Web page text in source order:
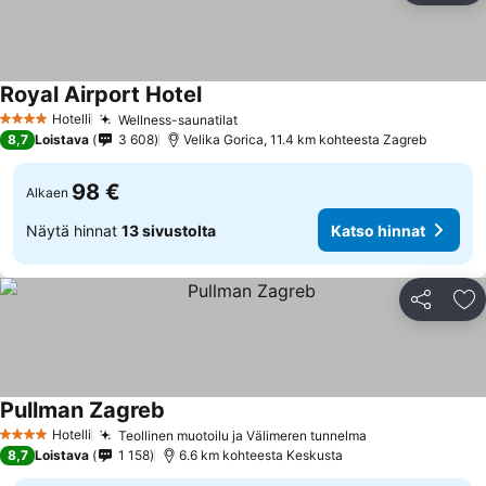
4 Tähtiluokitus
Hotelli Wellness-saunatilatKatso hinnat
Royal Airport HotelKatso hinnat
8,7 Loistava 3 608 Velika Gorica, 11.4 km kohteesta Zagreb
Alkaen 98 €
Näytä hinnat 13 sivustolta Katso hinnat
Jaa
4 Tähtiluokitus
Hotelli Teollinen muotoilu ja Välimeren tunnelma
Pullman Zagreb
8,7 Loistava 1 158 6.6 km kohteesta Keskusta